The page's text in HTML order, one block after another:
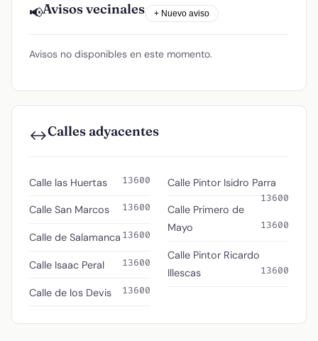
📢Avisos vecinales + Nuevo aviso
Avisos no disponibles en este momento.
↔️Calles adyacentes
Calle las Huertas 13600
Calle San Marcos 13600
Calle de Salamanca 13600
Calle Isaac Peral 13600
Calle de los Devis 13600
Calle Pintor Isidro Parra
13600
Calle Primero de
Mayo
13600
Calle Pintor Ricardo
Illescas
13600